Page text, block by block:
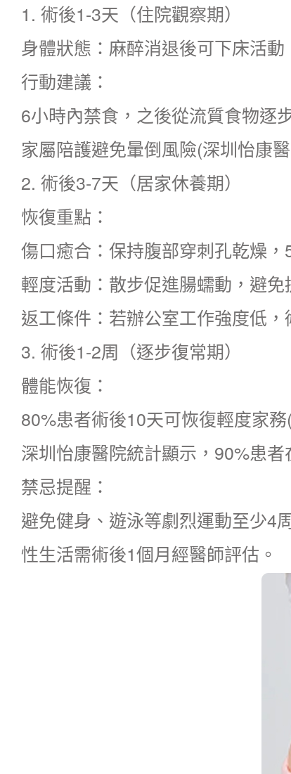
1. 術後1-3天（住院觀察期）
身體狀態：麻醉消退後可下床活動
行動建議：
6小時內禁食，之後從流質食物逐
家屬陪護避免暈倒風險(深圳怡康
2. 術後3-7天（居家休養期）
恢復重點：
傷口癒合：保持腹部穿刺孔乾燥
輕度活動：散步促進腸蠕動，避免
返工條件：若辦公室工作強度低，
3. 術後1-2周（逐步復常期）
體能恢復：
80%患者術後10天可恢復輕度家
深圳怡康醫院統計顯示，90%患
禁忌提醒：
避免健身、遊泳等劇烈運動至少4
性生活需術後1個月經醫師評估。